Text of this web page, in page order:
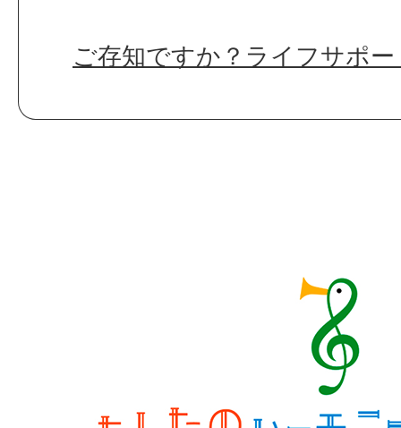
ご存知ですか？ライフサポ